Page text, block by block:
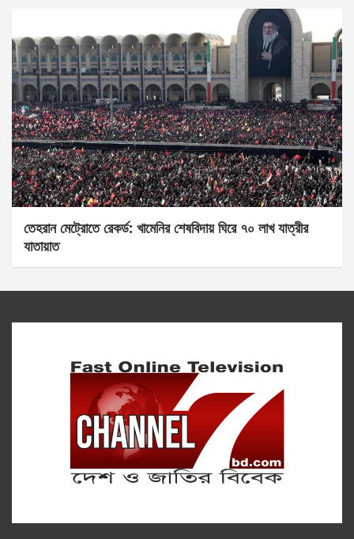
তেহরান মেট্রোতে রেকর্ড: খামেনির শেষবিদায় ঘিরে ৭০ লাখ যাত্রীর
যাতায়াত